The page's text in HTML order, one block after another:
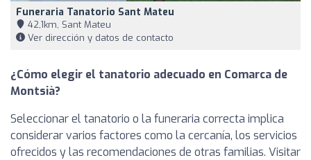
Funeraria Tanatorio Sant Mateu
42,1km, Sant Mateu
Ver dirección y datos de contacto
¿Cómo elegir el tanatorio adecuado en Comarca de
Montsià?
Seleccionar el tanatorio o la funeraria correcta implica
considerar varios factores como la cercanía, los servicios
ofrecidos y las recomendaciones de otras familias. Visitar